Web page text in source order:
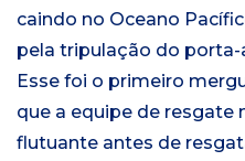
caindo no Oceano
pela tripulação do porta-
Esse foi o primeiro
que a equipe de resgate
flutuante antes de